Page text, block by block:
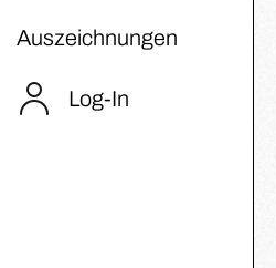
Auszeichnungen
Log-In